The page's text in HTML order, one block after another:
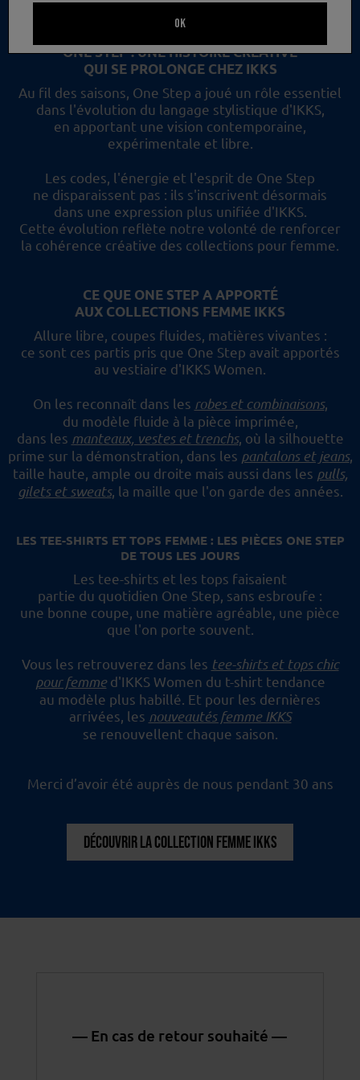
ONE STEP : UNE HISTOIRE CRÉATIVE
QUI SE PROLONGE CHEZ IKKS
Au fil des saisons, One Step a joué un rôle essentiel
dans l'évolution du langage stylistique d'IKKS,
en apportant une vision contemporaine,
expérimentale et libre.
Les codes, l'énergie et l'esprit de One Step
ne disparaissent pas : ils s'inscrivent désormais
dans une expression plus unifiée d'IKKS.
Cette évolution reflète notre volonté de renforcer
la cohérence créative des collections pour femme.
CE QUE ONE STEP A APPORTÉ
AUX COLLECTIONS FEMME IKKS
Allure libre, coupes fluides, matières vivantes :
ce sont ces partis pris que One Step avait apportés
au vestiaire d'IKKS Women.
On les reconnaît dans les robes et combinaisons,
du modèle fluide à la pièce imprimée,
dans les manteaux, vestes et trenchs, où la silhouette
prime sur la démonstration, dans les pantalons et jeans,
taille haute, ample ou droite mais aussi dans les pulls,
gilets et sweats, la maille que l'on garde des années.
LES TEE-SHIRTS ET TOPS FEMME : LES PIÈCES ONE STEP
DE TOUS LES JOURS
Les tee-shirts et les tops faisaient
partie du quotidien One Step, sans esbroufe :
une bonne coupe, une matière agréable, une pièce
que l'on porte souvent.
Vous les retrouverez dans les tee-shirts et tops chic
pour femmed'IKKS Women du t-shirt tendance
au modèle plus habillé. Et pour les dernières
arrivées, les nouveautés femme IKKS
se renouvellent chaque saison.
Merci d’avoir été auprès de nous pendant 30 ans
DÉCOUVRIR LA COLLECTION FEMME IKKS
— En cas de retour souhaité —
OK